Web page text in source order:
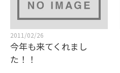
2011/02/26
今年も来てくれまし
た！！